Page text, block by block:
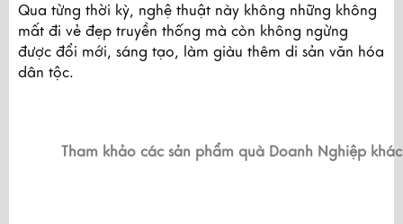
Qua từng thời kỳ, nghệ thuật này không những không
mất đi vẻ đẹp truyền thống mà còn không ngừng
được đổi mới, sáng tạo, làm giàu thêm di sản văn hóa
dân tộc.
Tham khảo các sản phẩm quà Doanh Nghiệp